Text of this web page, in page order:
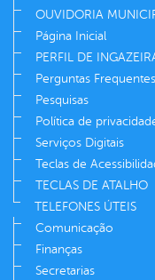
OUVIDORIA
Página Inicial
PERFIL DE
Perguntas Frequentes
Pesquisas
Política de
Serviços Digitais
Teclas de
TECLAS DE ATALHO
TELEFONES ÚTEIS
Comunicação
Finanças
Secretarias